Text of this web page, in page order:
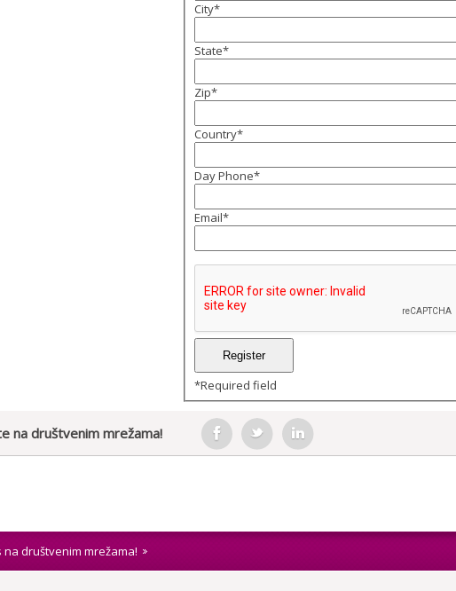
City*
State*
Zip*
Country*
Day Phone*
Email*
*Required field
na društvenim mrežama!
na društvenim mrežama!